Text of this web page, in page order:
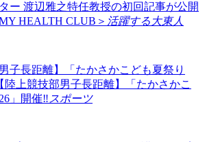
ー 渡辺雅之特任教授の初回記事が公開
HEALTH CLUB＞ 活躍する大東人
子長距離】「たかさかこども夏祭り
陸上競技部男子長距離】「たかさかこ
」開催‼ スポーツ